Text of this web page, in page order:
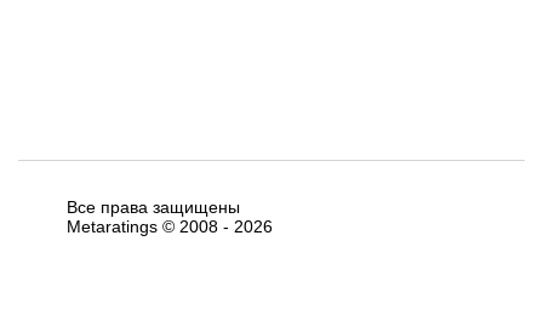
Все права защищены
Metaratings © 2008 - 2026